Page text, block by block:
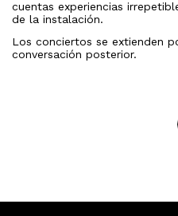
cuentas experiencias
de la instalación.
Los conciertos se extienden
conversación posterior.